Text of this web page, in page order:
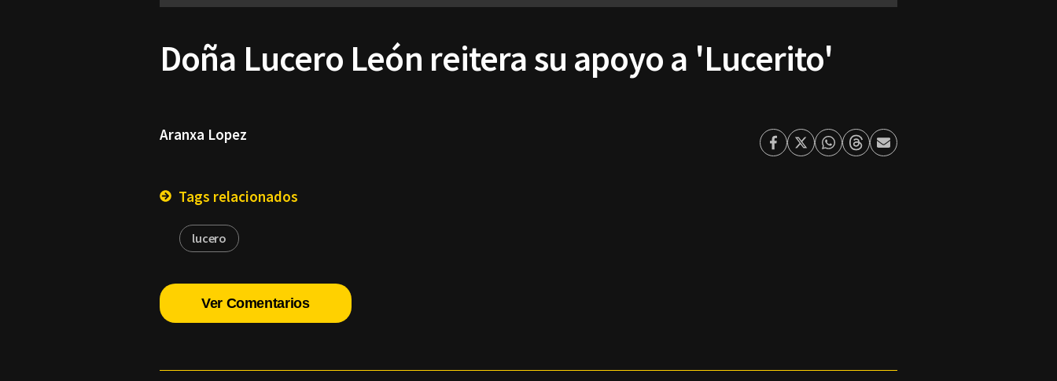
Doña Lucero León reitera su apoyo a 'Lucerito'
Aranxa Lopez
Facebook
TwitterWhatsapp
ThreadsEnviar
Tags relacionados
lucero
Ver Comentarios